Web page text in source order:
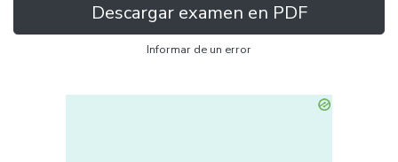
Descargar examen en PDF
Informar de un error